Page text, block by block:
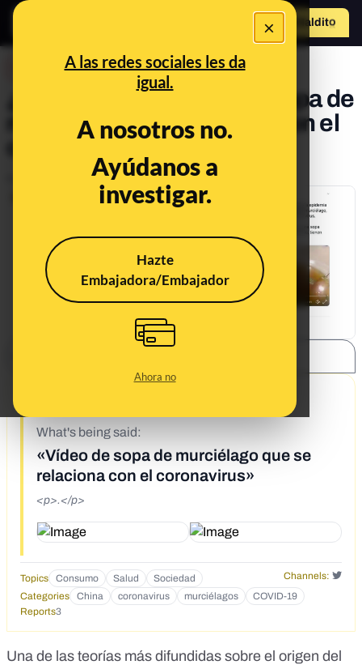
×
A las redes sociales les da
igual.
A nosotros no.
Ayúdanos a
investigar.
Hazte
Embajadora/Embajador
Ahora no
Hazte Maldito
¿Qué sabemos sobre la sopa de
murciélago y su relación con el
origen del coronavirus?
Feb 1, 2020, 10:55:00 AM
What's being said:
«Vídeo de sopa de murciélago que se
relaciona con el coronavirus»
<p>.</p>
Topics Consumo Salud Sociedad
Channels:
Categories
China coronavirus murciélagos
COVID-19
Reports3
Una de las teorías más difundidas sobre el origen del